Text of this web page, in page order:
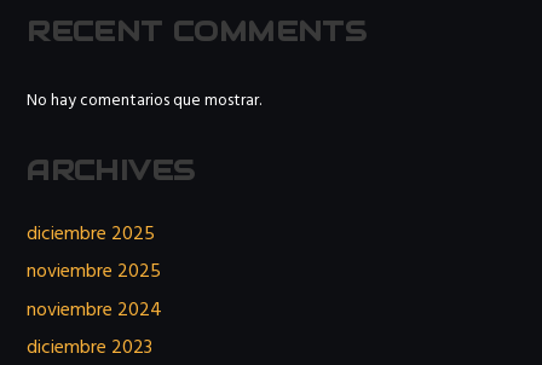
RECENT COMMENTS
No hay comentarios que mostrar.
ARCHIVES
diciembre 2025
noviembre 2025
noviembre 2024
diciembre 2023